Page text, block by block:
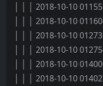
│ │ │ 2018-10-10
│ │ │ 2018-10-10
│ │ │ 2018-10-10
│ │ │ 2018-10-10
│ │ │ 2018-10-10
│ │ │ 2018-10-10